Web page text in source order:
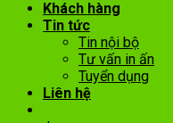
Khách hàng
Tin tức
Tin nội bộ
Tư vấn in ấn
Tuyển dụng
Liên hệ